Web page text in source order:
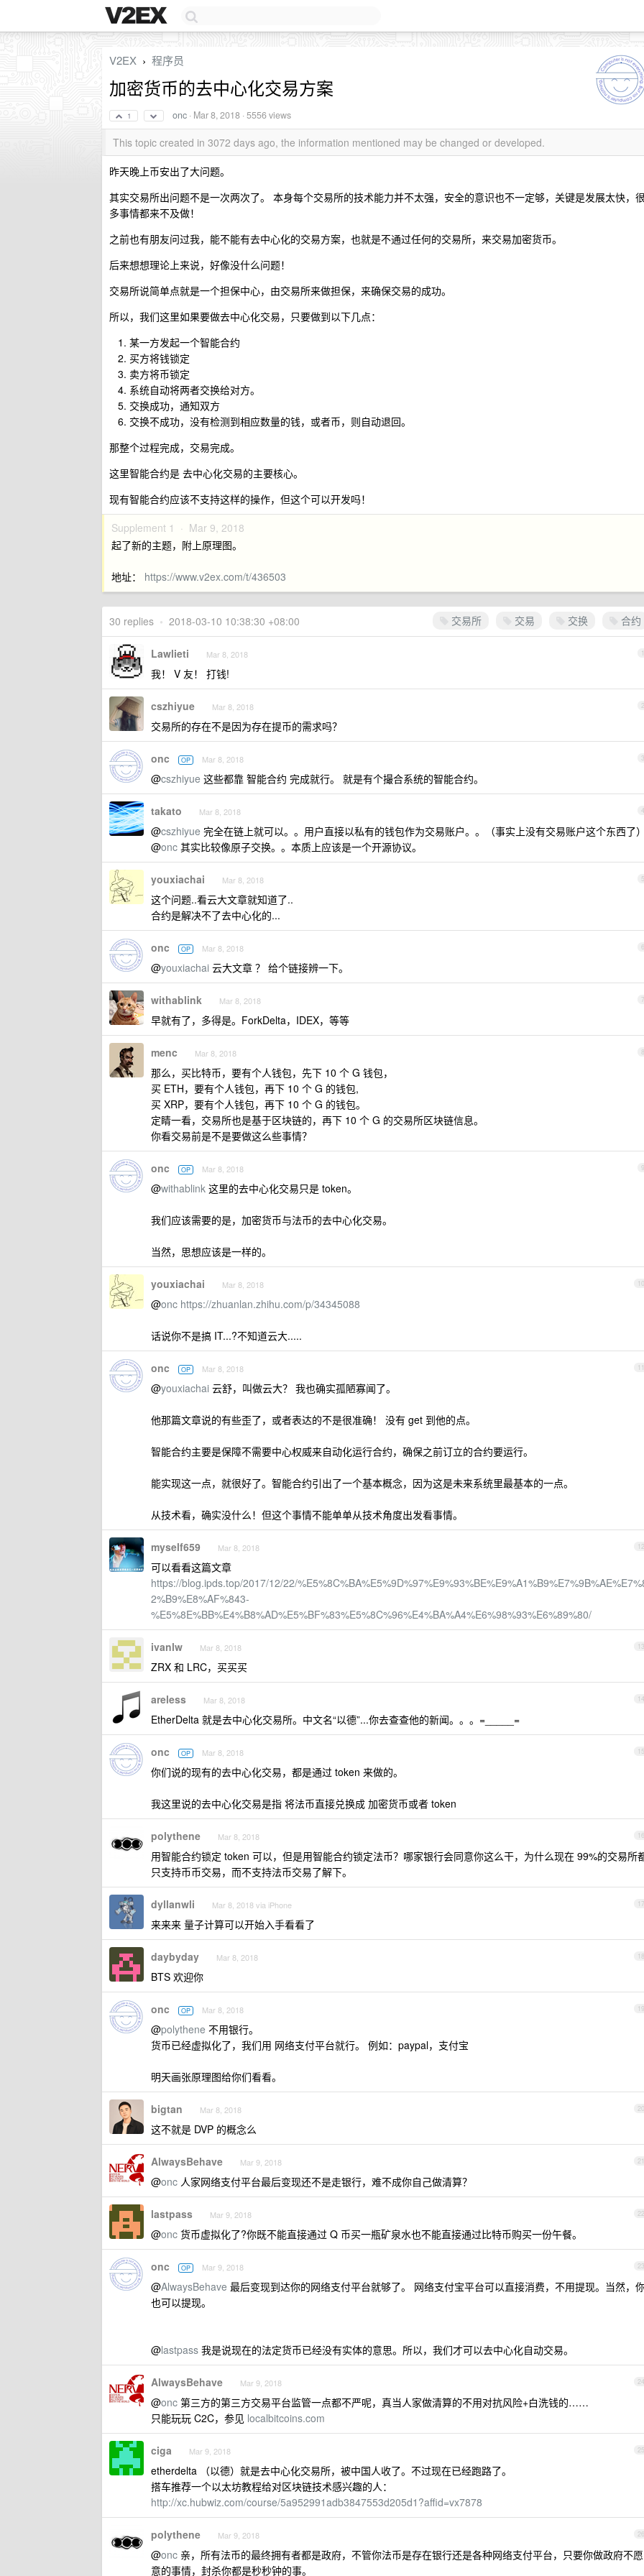
V2EX › 程序员
加密货币的去中心化交易方案
1 onc · Mar 8, 2018 · 5556 views
This topic created in 3072 days ago, the information mentioned may be changed or developed.
昨天晚上币安出了大问题。
其实交易所出问题不是一次两次了。 本身每个交易所的技术能力并不太强，安全的意识也不一定够，关键是发展太快，很
多事情都来不及做！
之前也有朋友问过我，能不能有去中心化的交易方案，也就是不通过任何的交易所，来交易加密货币。
后来想想理论上来说，好像没什么问题！
交易所说简单点就是一个担保中心，由交易所来做担保，来确保交易的成功。
所以，我们这里如果要做去中心化交易，只要做到以下几点：
某一方发起一个智能合约
买方将钱锁定
卖方将币锁定
系统自动将两者交换给对方。
交换成功，通知双方
交换不成功，没有检测到相应数量的钱，或者币，则自动退回。
那整个过程完成，交易完成。
这里智能合约是 去中心化交易的主要核心。
现有智能合约应该不支持这样的操作，但这个可以开发吗！
Supplement 1 · Mar 9, 2018
起了新的主题，附上原理图。
地址： https://www.v2ex.com/t/436503
交易所 交易 交换 合约
30 replies • 2018-03-10 10:38:30 +08:00
1
Lawlieti Mar 8, 2018
我！ V 友！ 打钱!
2
cszhiyue Mar 8, 2018
交易所的存在不是因为存在提币的需求吗？
3
onc OP Mar 8, 2018
@cszhiyue 这些都靠 智能合约 完成就行。 就是有个撮合系统的智能合约。
4
takato Mar 8, 2018
@cszhiyue 完全在链上就可以。。用户直接以私有的钱包作为交易账户。。（事实上没有交易账户这个东西了）
@onc 其实比较像原子交换。。本质上应该是一个开源协议。
5
youxiachai Mar 8, 2018
这个问题..看云大文章就知道了..
合约是解决不了去中心化的...
6
onc OP Mar 8, 2018
@youxiachai 云大文章 ？ 给个链接辨一下。
7
withablink Mar 8, 2018
早就有了，多得是。ForkDelta，IDEX，等等
8
menc Mar 8, 2018
那么，买比特币，要有个人钱包，先下 10 个 G 钱包，
买 ETH，要有个人钱包，再下 10 个 G 的钱包,
买 XRP，要有个人钱包，再下 10 个 G 的钱包。
定睛一看，交易所也是基于区块链的，再下 10 个 G 的交易所区块链信息。
你看交易前是不是要做这么些事情？
9
onc OP Mar 8, 2018
@withablink 这里的去中心化交易只是 token。
我们应该需要的是，加密货币与法币的去中心化交易。
当然，思想应该是一样的。
10
youxiachai Mar 8, 2018
@onc https://zhuanlan.zhihu.com/p/34345088
话说你不是搞 IT...?不知道云大.....
11
onc OP Mar 8, 2018
@youxiachai 云舒，叫做云大？ 我也确实孤陋寡闻了。
他那篇文章说的有些歪了，或者表达的不是很准确！ 没有 get 到他的点。
智能合约主要是保障不需要中心权威来自动化运行合约，确保之前订立的合约要运行。
能实现这一点，就很好了。智能合约引出了一个基本概念，因为这是未来系统里最基本的一点。
从技术看，确实没什么！但这个事情不能单单从技术角度出发看事情。
12
myself659 Mar 8, 2018
可以看看这篇文章
https://blog.ipds.top/2017/12/22/
2%B9%E8%AF%843-
%E5%8E%BB%E4%B8%AD%E5%BF%83%E5%8C%96%E4%BA%A4%E6%98%93%E6%89%80/
13
ivanlw Mar 8, 2018
ZRX 和 LRC，买买买
14
areless Mar 8, 2018
EtherDelta 就是去中心化交易所。中文名“以德”...你去查查他的新闻。。。=_____=
15
onc OP Mar 8, 2018
你们说的现有的去中心化交易，都是通过 token 来做的。
我这里说的去中心化交易是指 将法币直接兑换成 加密货币或者 token
16
polythene Mar 8, 2018
用智能合约锁定 token 可以，但是用智能合约锁定法币？哪家银行会同意你这么干，为什么现在 99%的交易所
只支持币币交易，而不支持法币交易了解下。
17
dyllanwli Mar 8, 2018 via iPhone
来来来 量子计算可以开始入手看看了
18
daybyday Mar 8, 2018
BTS 欢迎你
19
onc OP Mar 8, 2018
@polythene 不用银行。
货币已经虚拟化了，我们用 网络支付平台就行。 例如：paypal，支付宝
明天画张原理图给你们看看。
20
bigtan Mar 8, 2018
这不就是 DVP 的概念么
21
AlwaysBehave Mar 9, 2018
@onc 人家网络支付平台最后变现还不是走银行，难不成你自己做清算？
22
lastpass Mar 9, 2018
@onc 货币虚拟化了?你既不能直接通过 Q 币买一瓶矿泉水也不能直接通过比特币购买一份午餐。
23
onc OP Mar 9, 2018
@AlwaysBehave 最后变现到达你的网络支付平台就够了。 网络支付宝平台可以直接消费，不用提现。当然，
也可以提现。
@lastpass 我是说现在的法定货币已经没有实体的意思。所以，我们才可以去中心化自动交易。
24
AlwaysBehave Mar 9, 2018
@onc 第三方的第三方交易平台监管一点都不严呢，真当人家做清算的不用对抗风险+白洗钱的……
只能玩玩 C2C，参见 localbitcoins.com
25
ciga Mar 9, 2018
etherdelta （以德）就是去中心化交易所，被中国人收了。不过现在已经跑路了。
搭车推荐一个以太坊教程给对区块链技术感兴趣的人：
http://xc.hubwiz.com/course/5a952991adb3847553d205d1?affid=vx7878
26
polythene Mar 9, 2018
@onc 亲，所有法币的最终拥有者都是政府，不管你法币是存在银行还是各种网络支付平台，只要你做政府不愿
意的事情，封杀你都是秒秒钟的事。